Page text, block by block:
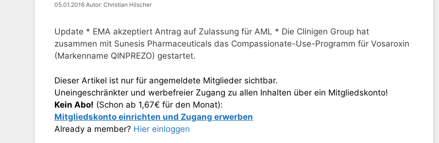
05.01.2016 Autor: Christian Hilscher
Update * EMA akzeptiert Antrag auf Zulassung für AML * Die Clinigen Group hat
zusammen mit Sunesis Pharmaceuticals das Compassionate-Use-Programm für Vosaroxin
(Markenname QINPREZO) gestartet.
Dieser Artikel ist nur für angemeldete Mitglieder sichtbar.
Uneingeschränkter und werbefreier Zugang zu allen Inhalten über ein Mitgliedskonto!
Kein Abo! (Schon ab 1,67€ für den Monat):
Mitgliedskonto einrichten und Zugang erwerben
Already a member? Hier einloggen